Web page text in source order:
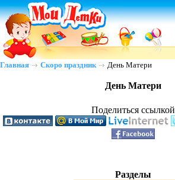
Главная Скоро праздник День Матери
День Матери
Поделиться ссылкой
Разделы